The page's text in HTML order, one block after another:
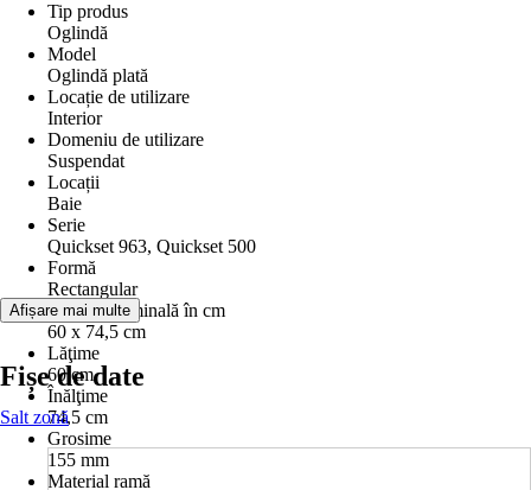
Tip produs
Oglindă
Model
Oglindă plată
Locație de utilizare
Interior
Domeniu de utilizare
Suspendat
Locații
Baie
Serie
Quickset 963, Quickset 500
Formă
Rectangular
Mărime nominală în cm
60 x 74,5 cm
Lăţime
60 cm
Înălţime
74,5 cm
Grosime
155 mm
Material ramă
Afișare mai multe
Fișe de date
Salt zonă